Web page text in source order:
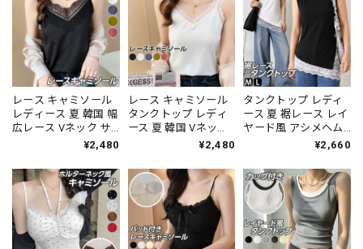
ル 重ね着 トップス
[LS-CGT155]
ェミニン カジュアル
インナー デート お出
かけ トップス [LS-
CGT154]
伸縮性 着回し 冷房対
策 デート [LS-
CGT152]
レース キャミソール
レディース 夏 韓国 幅
広レース Vネック サ
テン調 薄手 インナー
ー付き レイヤード き
れいめ フェミニン 大
人 カジュアル 細見え
高見え 着回し デート
[LS-CGT151]
¥2,480
レース キャミソール
タンクトップ レディ
ース 夏 韓国 Vネック
薄手 ストレッチ イン
ード きれいめ フェミ
ニン 大人 カジュアル
細見え 高見え 着回し
デート [LS-CGT150]
¥2,480
タンクトップ レディ
ース 夏 裾レース レイ
ヤード風 アシメヘム
花柄 レース切替 ロン
ースリーブ ストレッ
チ 体型カバー ヒップ
カバー 細見え 韓国 甘
辛MIX 高見え [LS-
CGT149]
¥2,660